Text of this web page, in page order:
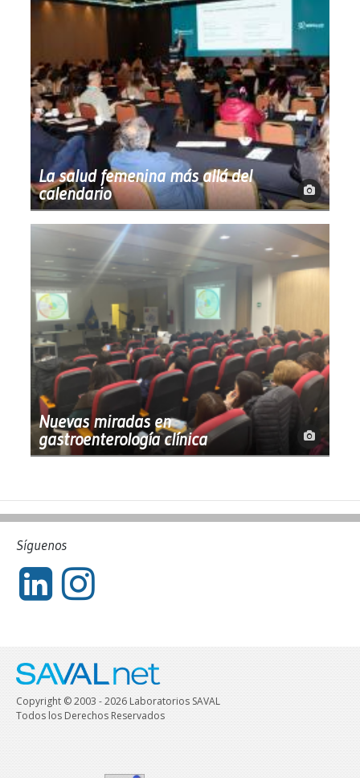
La salud femenina más allá del
calendario
Nuevas miradas en
gastroenterología clínica
Síguenos
Copyright © 2003 - 2026 Laboratorios SAVAL
Todos los Derechos Reservados